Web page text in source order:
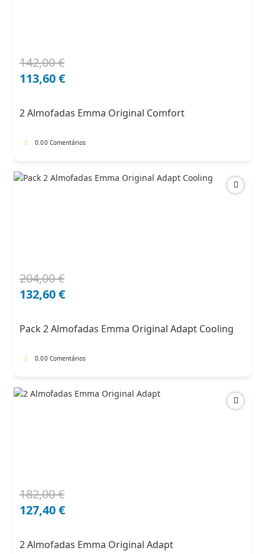
142,00€
O
preço
142,00 €.
113,60€
O
preço
113,60 €.
2 Almofadas Emma Original Comfort
0.00 Comentários
204,00€
O
preço
204,00 €.
132,60€
O
preço
132,60 €.
Pack 2 Almofadas Emma Original Adapt Cooling
0.00 Comentários
182,00€
O
preço
182,00 €.
127,40€
O
preço
127,40 €.
2 Almofadas Emma Original Adapt